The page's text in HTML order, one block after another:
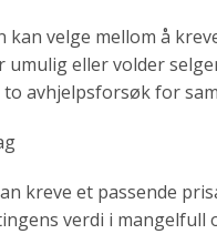
kan velge mellom å
umulig eller volder
to avhjelpsforsøk for
kreve et passende
verdi i